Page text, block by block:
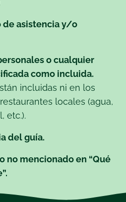
de asistencia y/o
o cualquier
como incluida.
incluidas ni en los
locales (agua,
etc.).
del guía.
no mencionado en “Qué